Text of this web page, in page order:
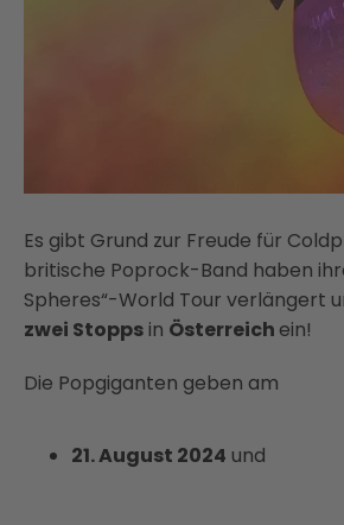
Es gibt Grund zur Freude für
britische Poprock-Band haben
Spheres“-World Tour verlängert
zwei Stoppsin Österreich ein!
Die Popgiganten geben am
21. August 2024 und